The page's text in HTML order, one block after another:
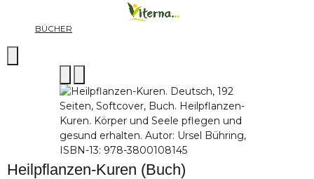
BÜCHER
Heilpflanzen-Kuren (Buch)